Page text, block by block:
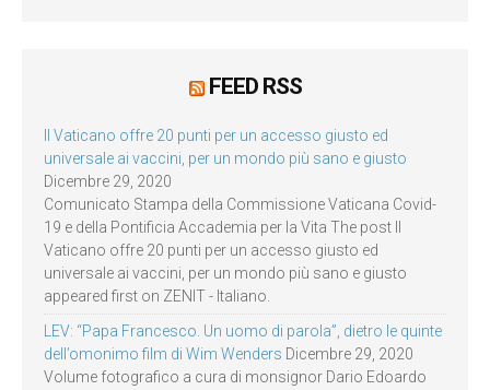
FEED RSS
Il Vaticano offre 20 punti per un accesso giusto ed
universale ai vaccini, per un mondo più sano e giusto
Dicembre 29, 2020
Comunicato Stampa della Commissione Vaticana Covid-
19 e della Pontificia Accademia per la Vita The post Il
Vaticano offre 20 punti per un accesso giusto ed
universale ai vaccini, per un mondo più sano e giusto
appeared first on ZENIT - Italiano.
LEV: “Papa Francesco. Un uomo di parola”, dietro le quinte
dell’omonimo film di Wim Wenders Dicembre 29, 2020
Volume fotografico a cura di monsignor Dario Edoardo